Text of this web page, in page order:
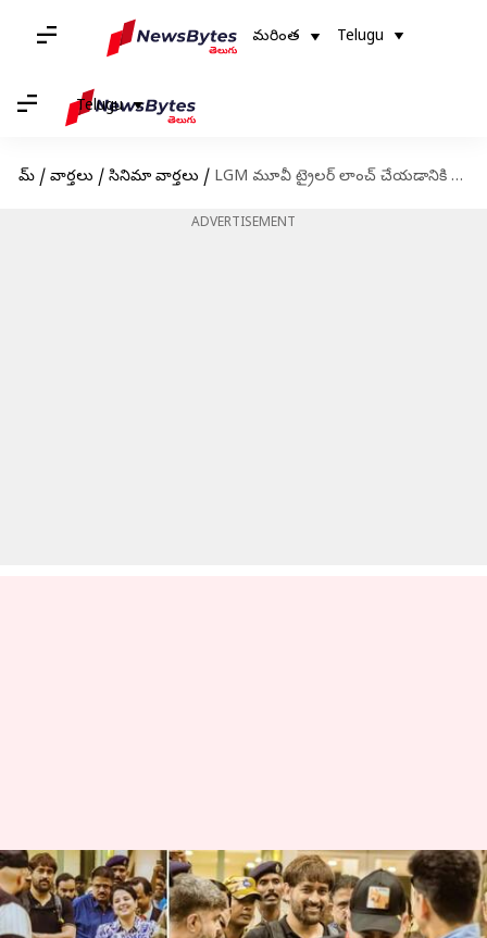
మరింత Telugu
Telugu
హోమ్ / వార్తలు / సినిమా వార్తలు / LGM మూవీ ట్రైలర్ లాంచ్ చేయడానికి చెన్నై చేరుకున్న ధోనీ దంపతులు: లాంచ్ ఎప్పుడంటే?
ADVERTISEMENT
LGM మూవీ ట్రైలర్ లాంచ్
చేయడానికి చెన్నై చేరుకున్న ధోనీ